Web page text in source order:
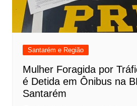
Santarém e Região
Mulher Foragida por
é Detida em Ônibus na
Santarém